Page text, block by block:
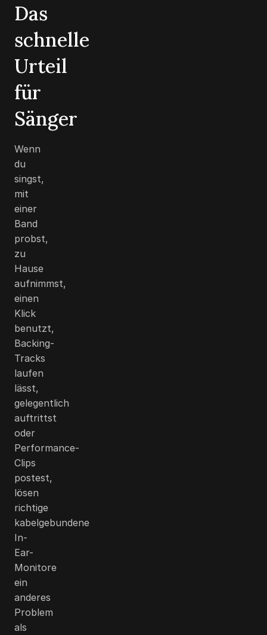
Das
schnelle
Urteil
für
Sänger
Wenn
du
singst,
mit
einer
Band
probst,
zu
Hause
aufnimmst,
einen
Klick
benutzt,
Backing-
Tracks
laufen
lässt,
gelegentlich
auftrittst
oder
Performance-
Clips
postest,
lösen
richtige
kabelgebundene
In-
Ear-
Monitore
ein
anderes
Problem
als